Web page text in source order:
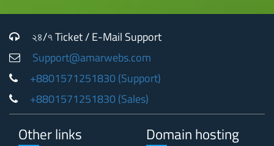
২৪/৭ Ticket / E-Mail Support
Support@amarwebs.com
+8801571251830 (Support)
+8801571251830 (Sales)
Other links Domain hosting